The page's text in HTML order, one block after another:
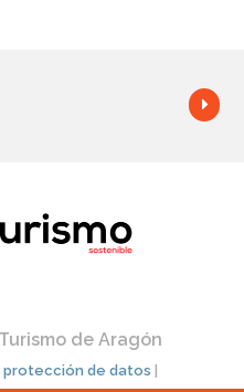
de Aragón
protección de datos